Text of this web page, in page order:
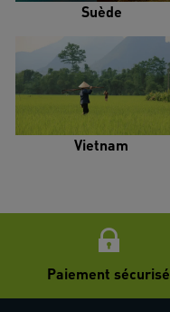
Suède
Vietnam
Paiement sécurisé